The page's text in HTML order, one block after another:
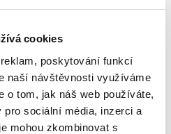
cookies
poskytování funkcí
naší návštěvnosti využíváme
o tom, jak náš web používáte,
sociální média, inzerci a
mohou zkombinovat s
, Ondřej Lichnovský